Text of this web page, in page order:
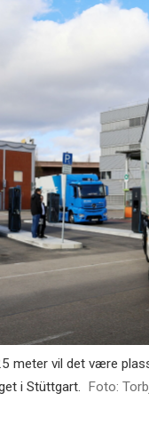
meter vil det være
i Stüttgart. Foto: